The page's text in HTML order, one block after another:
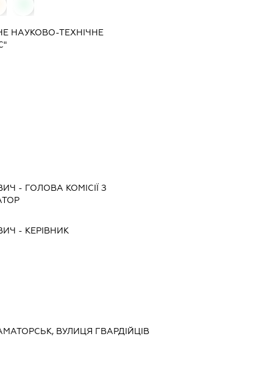
НАУКОВО-ТЕХНІЧНЕ
- ГОЛОВА КОМІСІЇ З
- КЕРІВНИК
ВУЛИЦЯ ГВАРДІЙЦІВ